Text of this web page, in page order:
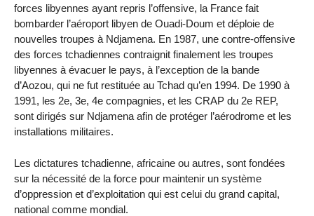
forces libyennes ayant repris l’offensive, la France fait
bombarder l’aéroport libyen de Ouadi-Doum et déploie de
nouvelles troupes à Ndjamena. En 1987, une contre-offensive
des forces tchadiennes contraignit finalement les troupes
libyennes à évacuer le pays, à l’exception de la bande
d’Aozou, qui ne fut restituée au Tchad qu’en 1994. De 1990 à
1991, les 2e, 3e, 4e compagnies, et les CRAP du 2e REP,
sont dirigés sur Ndjamena afin de protéger l’aérodrome et les
installations militaires.
Les dictatures tchadienne, africaine ou autres, sont fondées
sur la nécessité de la force pour maintenir un système
d’oppression et d’exploitation qui est celui du grand capital,
national comme mondial.